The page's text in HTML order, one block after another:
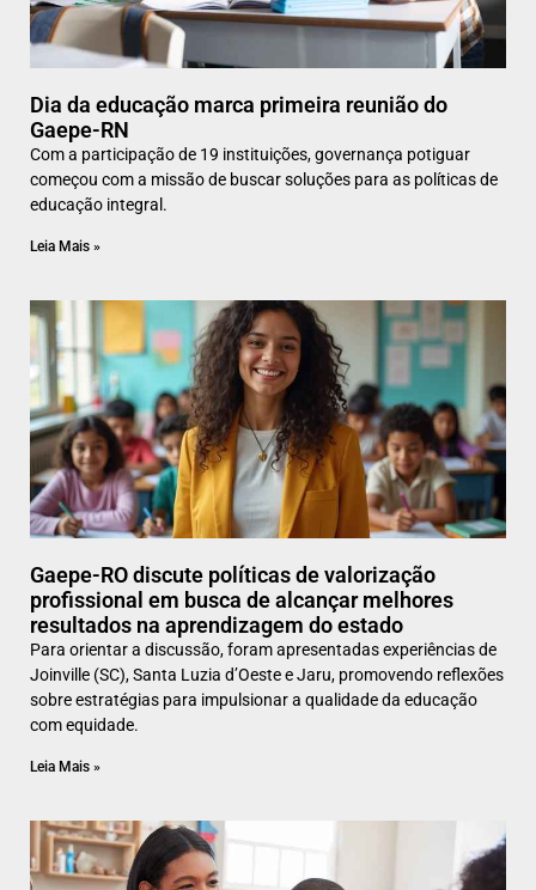
Dia da educação marca primeira reunião do
Gaepe-RN
Com a participação de 19 instituições, governança potiguar
começou com a missão de buscar soluções para as políticas de
educação integral.
Leia Mais »
Gaepe-RO discute políticas de valorização
profissional em busca de alcançar melhores
resultados na aprendizagem do estado
Para orientar a discussão, foram apresentadas experiências de
Joinville (SC), Santa Luzia d’Oeste e Jaru, promovendo reflexões
sobre estratégias para impulsionar a qualidade da educação
com equidade.
Leia Mais »